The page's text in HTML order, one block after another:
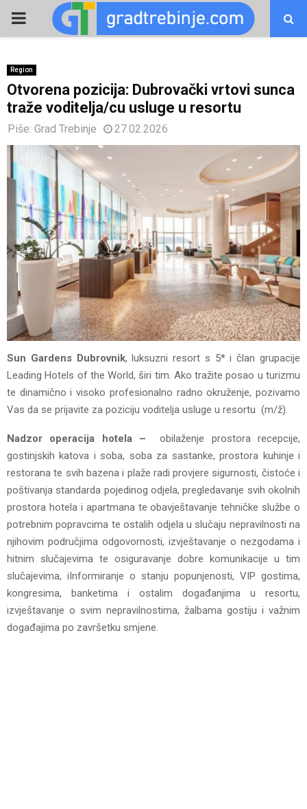
PRIMARY
Region
Otvorena pozicija: Dubrovački vrtovi sunca
traže voditelja/cu usluge u resortu
Piše: Grad Trebinje 27.02.2026
Sun Gardens Dubrovnik, luksuzni resort s 5* i član grupacije
Leading Hotels of the World, širi tim. Ako tražite posao u turizmu
te dinamično i visoko profesionalno radno okruženje, pozivamo
Vas da se prijavite za poziciju voditelja usluge u resortu (m/ž).
Nadzor operacija hotela –
obilaženje prostora recepcije,
gostinjskih katova i soba, soba za sastanke, prostora kuhinje i
restorana te svih bazena i plaže radi provjere sigurnosti, čistoće i
poštivanja standarda pojedinog odjela, pregledavanje svih okolnih
prostora hotela i apartmana te obavještavanje tehničke službe o
potrebnim popravcima te ostalih odjela u slučaju nepravilnosti na
njihovim područjima odgovornosti, izvještavanje o nezgodama i
hitnim slučajevima te osiguravanje dobre komunikacije u tim
slučajevima, iInformiranje o stanju popunjenosti, VIP gostima,
kongresima, banketima i ostalim događanjima u resortu,
izvještavanje o svim nepravilnostima, žalbama gostiju i važnim
događajima po završetku smjene.